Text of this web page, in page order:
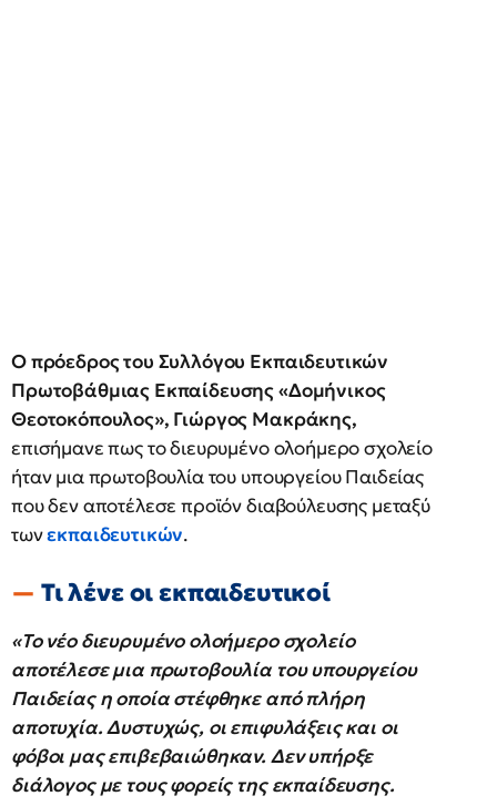
Ο πρόεδρος του Συλλόγου Εκπαιδευτικών
Πρωτοβάθμιας Εκπαίδευσης «Δομήνικος
Θεοτοκόπουλος», Γιώργος Μακράκης,
επισήμανε πως το διευρυμένο ολοήμερο σχολείο
ήταν μια πρωτοβουλία του υπουργείου Παιδείας
που δεν αποτέλεσε προϊόν διαβούλευσης μεταξύ
τωνεκπαιδευτικών.
Τι λένε οι εκπαιδευτικοί
«Το νέο διευρυμένο ολοήμερο σχολείο
αποτέλεσε μια πρωτοβουλία του υπουργείου
Παιδείας η οποία στέφθηκε από πλήρη
αποτυχία. Δυστυχώς, οι επιφυλάξεις και οι
φόβοι μας επιβεβαιώθηκαν. Δεν υπήρξε
διάλογος με τους φορείς της εκπαίδευσης.